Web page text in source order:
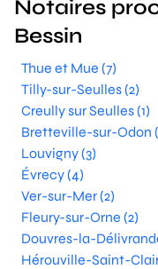
Notaires
Bessin
Thue et Mue (7)
Tilly-sur-Seulles (2)
Creully sur Seulles (1)
Bretteville-sur-Odon
Louvigny (3)
Évrecy (4)
Ver-sur-Mer (2)
Fleury-sur-Orne (2)
Douvres-la-
Hérouville-Saint-